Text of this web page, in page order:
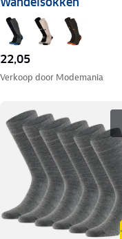
22,05
Verkoop door Modemania